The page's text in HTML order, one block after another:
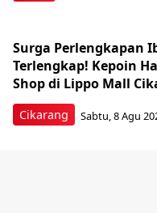
Cikarang
Surga Perlengkapan
Terlengkap! Kepoin
Shop di Lippo Mall
Sabtu, 8 Agu